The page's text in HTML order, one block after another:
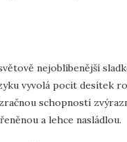
nejoblíbenější
vyvolá pocit desítek
schopností
a lehce nasládlou.